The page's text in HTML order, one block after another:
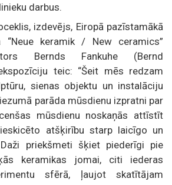
darbus.
izdevējs, Eiropā pazīstamākā
“Neue keramik / New ceramics”
Bernds Fankuhe (Bernd
teic: “Šeit mēs redzam
sienas objektu un instalāciju
parāda mūsdienu izpratni par
mūsdienu noskaņās attīstīt
atšķirību starp laicīgo un
priekšmeti šķiet piederīgi pie
keramikas jomai, citi iederas
sfērā, ļaujot skatītājam